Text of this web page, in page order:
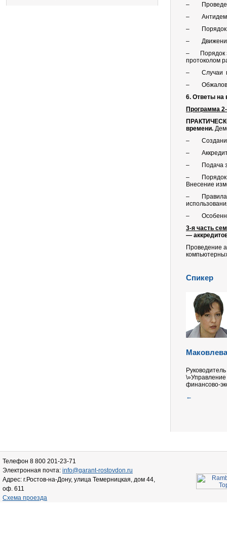
–
–
– Порядок
– Движение
– Порядок
протоколом
– Случаи
–
6. Ответы на
Программа
времени.
– Создание
–
– Подача
– Порядок
Внесение
– Правила
–
3-я часть
—
Проведение
Спикер
финансово-
←
Телефон 8 800 201-23-71
Электронная почта: info@garant-rostovdon.ru
Адрес: г.Ростов-на-Дону, улица Темерницкая, дом 44,
оф. 611
Схема проезда